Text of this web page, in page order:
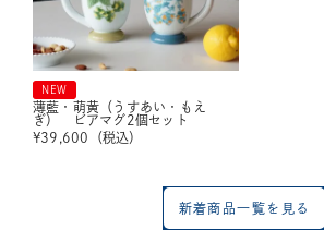
NEW
薄藍・萌黄（うすあい・もえ
ぎ） ビアマグ2個セット
¥39,600 （税込）
新着商品一覧を見る